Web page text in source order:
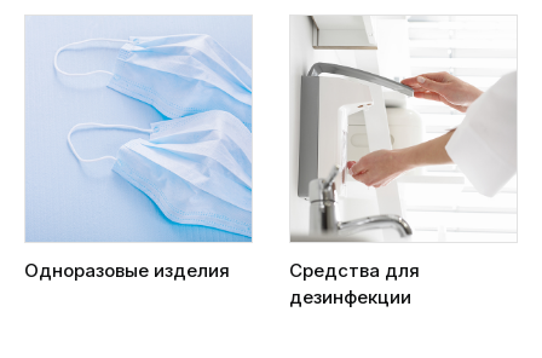
Одноразовые изделия
Средства для
дезинфекции